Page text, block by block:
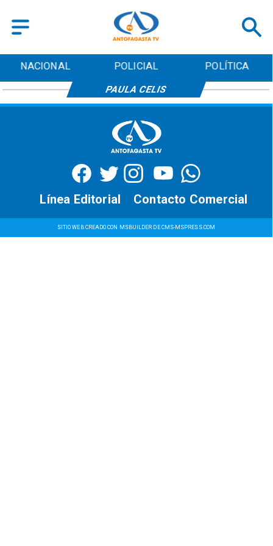
NACIONAL POLICIAL POLÍTICA
PAULA CELIS
SITIO WEB CREADO CON MSBUILDER DE CMS-MSPRESS.COM
Contacto Comercial
Línea Editorial